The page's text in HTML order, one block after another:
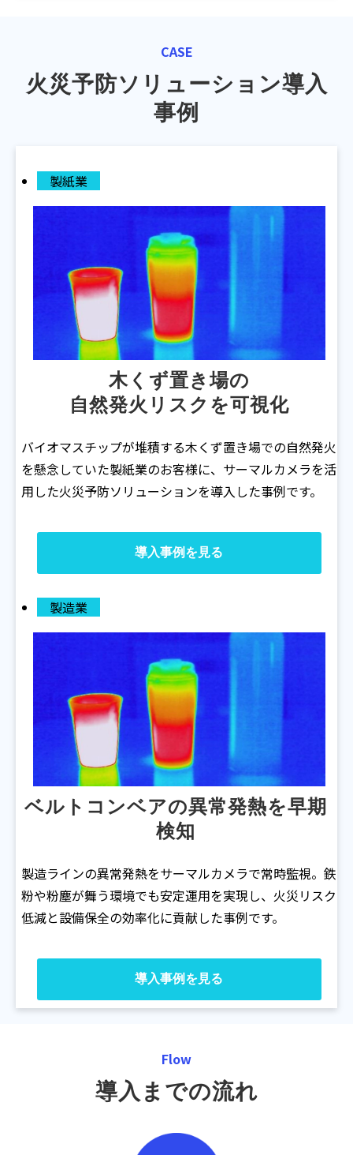
CASE
火災予防ソリューション導入
事例
製紙業
木くず置き場の
自然発火リスクを可視化
バイオマスチップが堆積する木くず置き場での自然発火
を懸念していた製紙業のお客様に、サーマルカメラを活
用した火災予防ソリューションを導入した事例です。
導入事例を見る
製造業
ベルトコンベアの異常発熱を早期
検知
製造ラインの異常発熱をサーマルカメラで常時監視。鉄
粉や粉塵が舞う環境でも安定運用を実現し、火災リスク
低減と設備保全の効率化に貢献した事例です。
導入事例を見る
Flow
導入までの流れ